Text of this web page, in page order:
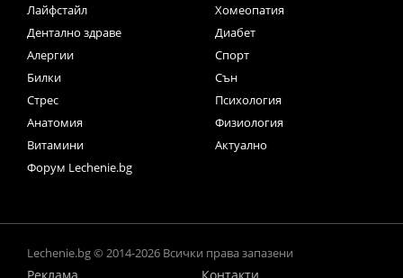
Лайфстайл
Хомеопатия
Дентално здраве
Диабет
Алергии
Спорт
Билки
Сън
Стрес
Психология
Анатомия
Физиология
Витамини
Актуално
Форум Lechenie.bg
Lechenie.bg © 2014-2026 Всички права запазени
Реклама
Контакти